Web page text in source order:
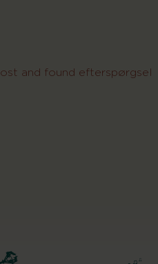
lost and found efterspørgsel